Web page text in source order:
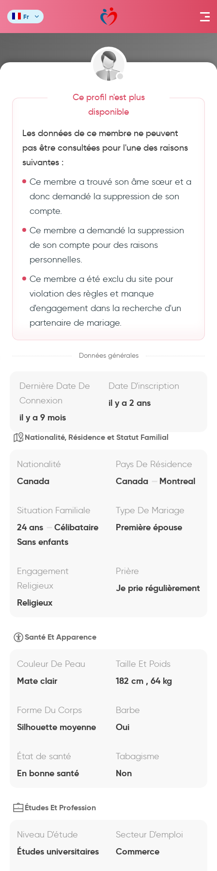
Fr
Ce profil n'est plus
disponible
Les données de ce membre ne peuvent
pas être consultées pour l'une des raisons
suivantes :
Ce membre a trouvé son âme sœur et a
donc demandé la suppression de son
compte.
Ce membre a demandé la suppression
de son compte pour des raisons
personnelles.
Ce membre a été exclu du site pour
violation des règles et manque
d'engagement dans la recherche d'un
partenaire de mariage.
Données générales
Dernière Date De
Connexion
il y a 9 mois
Date D'inscription
il y a 2 ans
Nationalité, Résidence et Statut Familial
Nationalité
Canada
Pays De Résidence
Canada Montreal
Situation Familiale
24 ans
Célibataire
Sans enfants
Type De Mariage
Première épouse
Engagement
Religieux
Religieux
Prière
Je prie régulièrement
Santé Et Apparence
Couleur De Peau
Mate clair
Taille Et Poids
182 cm , 64 kg
Forme Du Corps
Silhouette moyenne
Barbe
Oui
État de santé
En bonne santé
Tabagisme
Non
Études Et Profession
Niveau D'étude
Études universitaires
Secteur D'emploi
Commerce